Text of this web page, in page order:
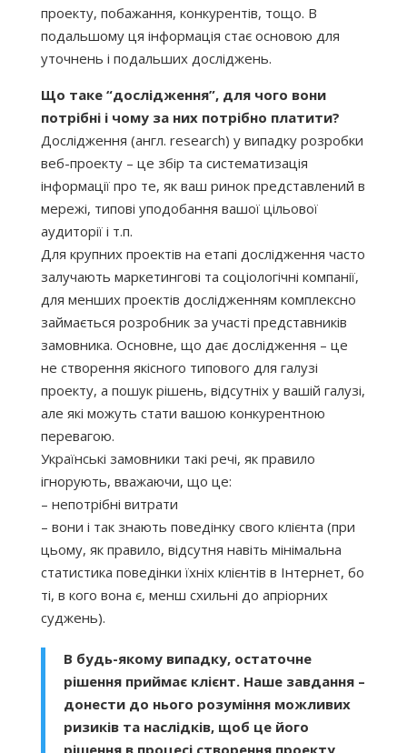
проекту, побажання, конкурентів, тощо. В
подальшому ця інформація стає основою для
уточнень і подальших досліджень.
Що таке “дослідження”, для чого вони
потрібні і чому за них потрібно платити?
Дослідження (англ. research) у випадку розробки
веб-проекту – це збір та систематизація
інформації про те, як ваш ринок представлений в
мережі, типові уподобання вашої цільової
аудиторії і т.п.
Для крупних проектів на етапі дослідження часто
залучають маркетингові та соціологічні компанії,
для менших проектів дослідженням комплексно
займається розробник за участі представників
замовника. Основне, що дає дослідження – це
не створення якісного типового для галузі
проекту, а пошук рішень, відсутніх у вашій галузі,
але які можуть стати вашою конкурентною
перевагою.
Українські замовники такі речі, як правило
ігнорують, вважаючи, що це:
– непотрібні витрати
– вони і так знають поведінку свого клієнта (при
цьому, як правило, відсутня навіть мінімальна
статистика поведінки їхніх клієнтів в Інтернет, бо
ті, в кого вона є, менш схильні до апріорних
суджень).
В будь-якому випадку, остаточне
рішення приймає клієнт. Наше завдання –
донести до нього розуміння можливих
ризиків та наслідків, щоб це його
рішення в процесі створення проекту